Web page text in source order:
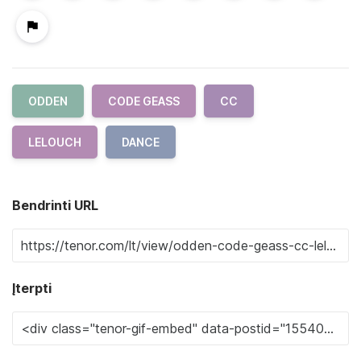
ODDEN CODE GEASS CC
LELOUCH DANCE
Bendrinti URL
Įterpti